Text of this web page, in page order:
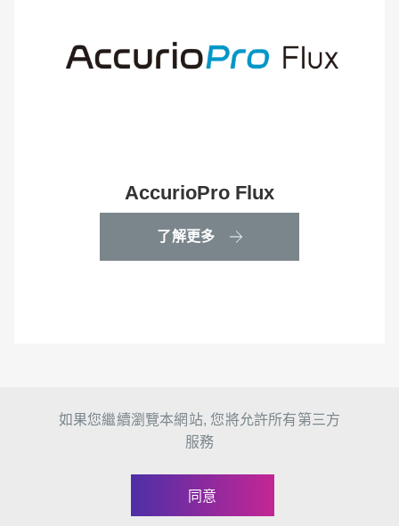
AccurioPro Flux
了解更多
線上客服
網站地圖
24158 新北市三重區光復路二段69號14樓
震旦集團關係企業 本站最佳瀏覽環境請使用 Google Chrome、Firefox 或
如果您繼續瀏覽本網站, 您將允許所有第三方
服務
同意